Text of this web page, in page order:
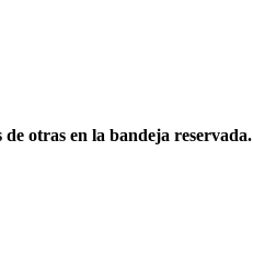
otras en la bandeja reservada.